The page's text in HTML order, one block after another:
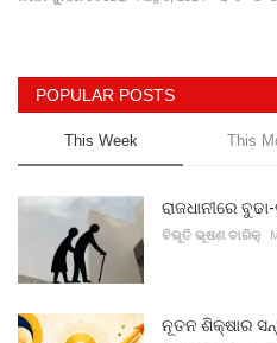
ଆଜିର ଖବର
ସଂସ୍କୃତି
POPULAR POSTS
This Week This
ରାଜଧାନୀରେ
ବିଭୂତି ଭୂଷଣ ବାରିକ୍
ନୂତନ ଶିକ୍ଷାର